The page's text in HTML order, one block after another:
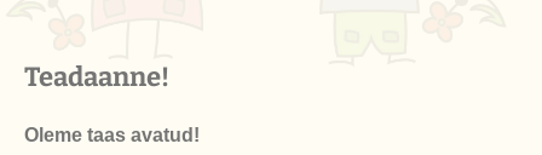
Teadaanne!
Oleme taas avatud!